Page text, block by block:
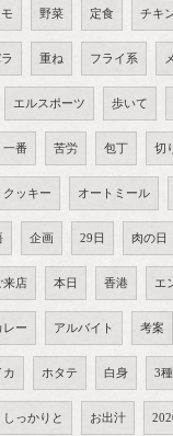
野菜 定食 チキ
重ね フライ系
エルスポーツ 歩いて
一番 苦労 包丁 切
クッキー オートミール
企画 29日 肉の日
来店 本日 香港 エ
レー アルバイト 考案
カ ホタテ 白身 3種
しっかりと お出汁